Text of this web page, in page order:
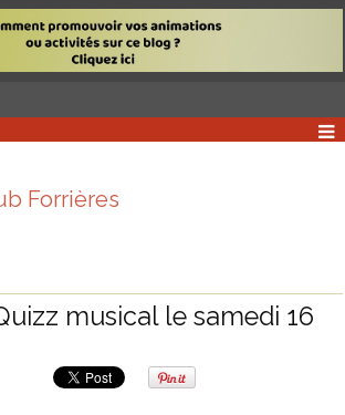
Forrières
musical le samedi 16